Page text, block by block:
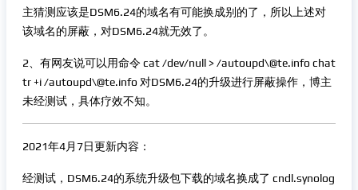
主猜测应该是DSM6.24的域名有可能换成别的了，所以上述对
该域名的屏蔽，对DSM6.24就无效了。
2、有网友说可以用命令 cat /dev/null > /autoupd\@te.info chat
tr +i /autoupd\@te.info 对DSM6.24的升级进行屏蔽操作，博主
未经测试，具体疗效不知。
2021年4月7日更新内容：
经测试，DSM6.24的系统升级包下载的域名换成了 cndl.synolog